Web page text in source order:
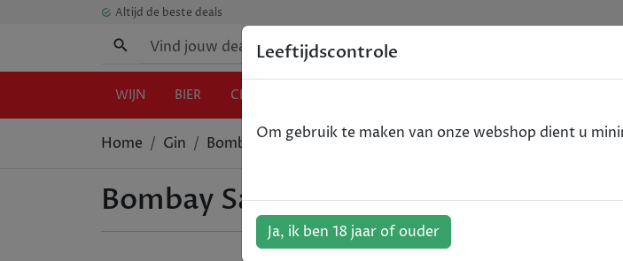
Altijd de beste deals
WIJN BIER CHAMPAGNE
Home Gin Bombay Sapphire Premier Cru - 70cl
Bombay Sapphire Premier Cru - 70cl
Leeftijdscontrole
Om gebruik te maken van onze webshop dient u
Ja, ik ben 18 jaar of ouder